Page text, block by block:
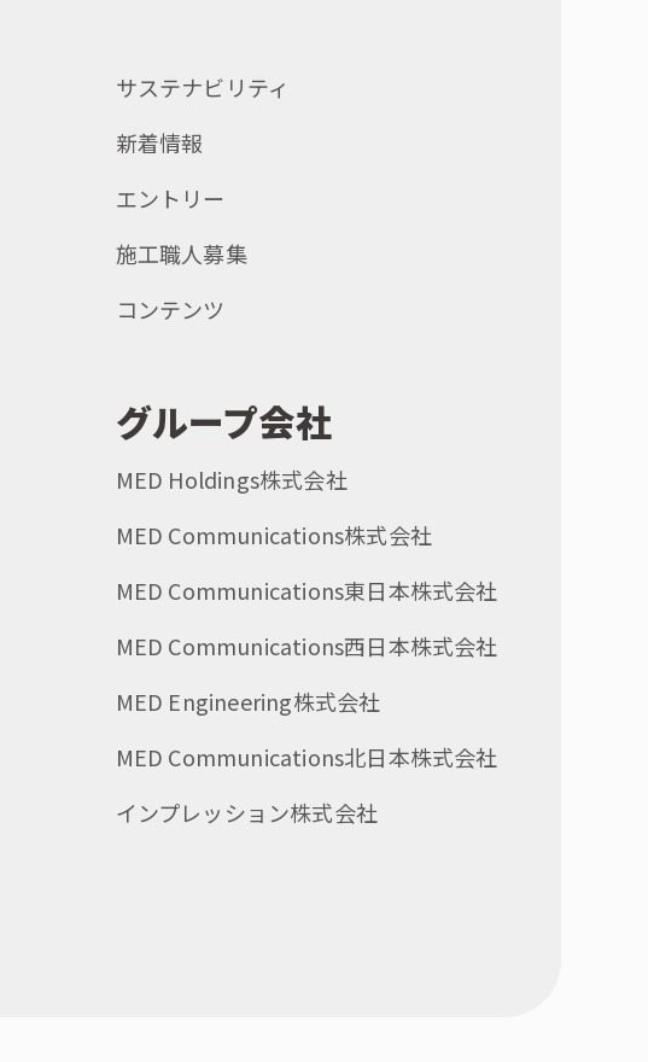
サステナビリティ
新着情報
エントリー
施工職人募集
コンテンツ
グループ会社
MED Holdings株式会社
MED Communications株式会社
MED Communications東日本株式会社
MED Communications西日本株式会社
MED Engineering株式会社
MED Communications北日本株式会社
インプレッション株式会社